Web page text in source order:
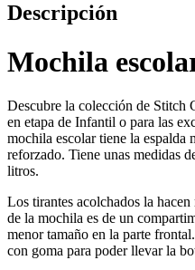
Descripción
Mochila
Descubre la colección de Stitch
en etapa de Infantil o para las
mochila escolar tiene la
reforzado. Tiene unas medidas
litros.
Los tirantes acolchados la
de la mochila es de un
menor tamaño en la parte
con goma para poder llevar la